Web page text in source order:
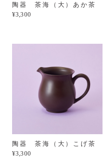
陶器 茶海（大）あか茶
¥3,300
陶器 茶海（大）こげ茶
¥3,300